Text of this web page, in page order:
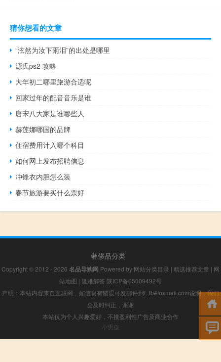
猜你想看的文章
“泫然为汝下雨泪”的出处是哪里
源氏ps2 攻略
大年初二哪里旅游合适呢
回家过年的配音音乐是谁
唐宋八大家是谁哪些人
赫莲娜哪国的品牌
住宿费用计入哪个科目
如何网上发布招聘信息
冲锋衣内胆怎么装
春节旅游要买什么票好
奢侈品分类
Copyright © 2012 - 2026 名品导购网 Powered by 网站分类目录 | 精选推荐文章 | 网
站地图 | 疑难解答 陕ICP备05009492号
声明：本站内容来自互联网，如信息有错误可发邮件到f_fb#foxmail.com说明，我们
会及时纠正，谢谢
本站仅为个人兴趣爱好，不接盈利性广告及商业合作
小男孩